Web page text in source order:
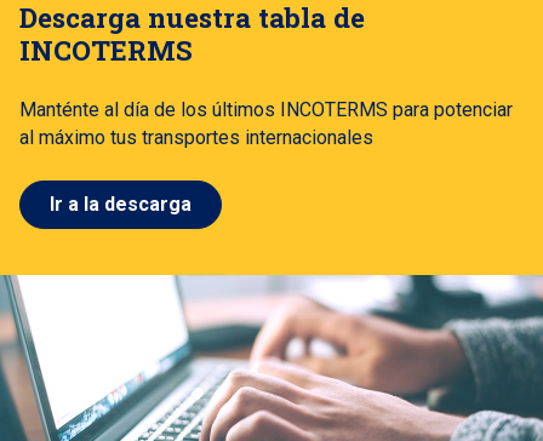
Descarga nuestra tabla de
INCOTERMS
Manténte al día de los últimos INCOTERMS para potenciar
al máximo tus transportes internacionales
Ir a la descarga